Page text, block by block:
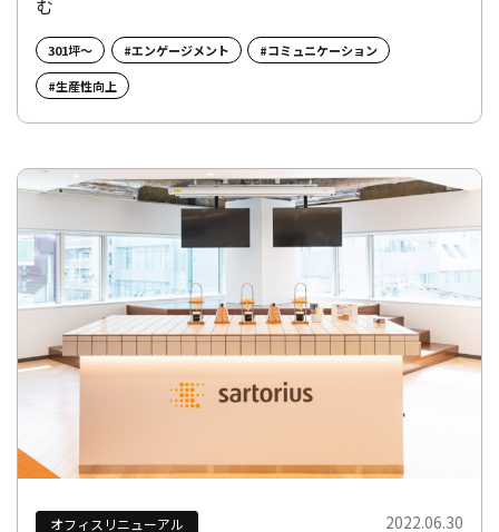
む
301坪～ #エンゲージメント
#コミュニケーション
#生産性向上
オフィスリニューアル 2022.06.30